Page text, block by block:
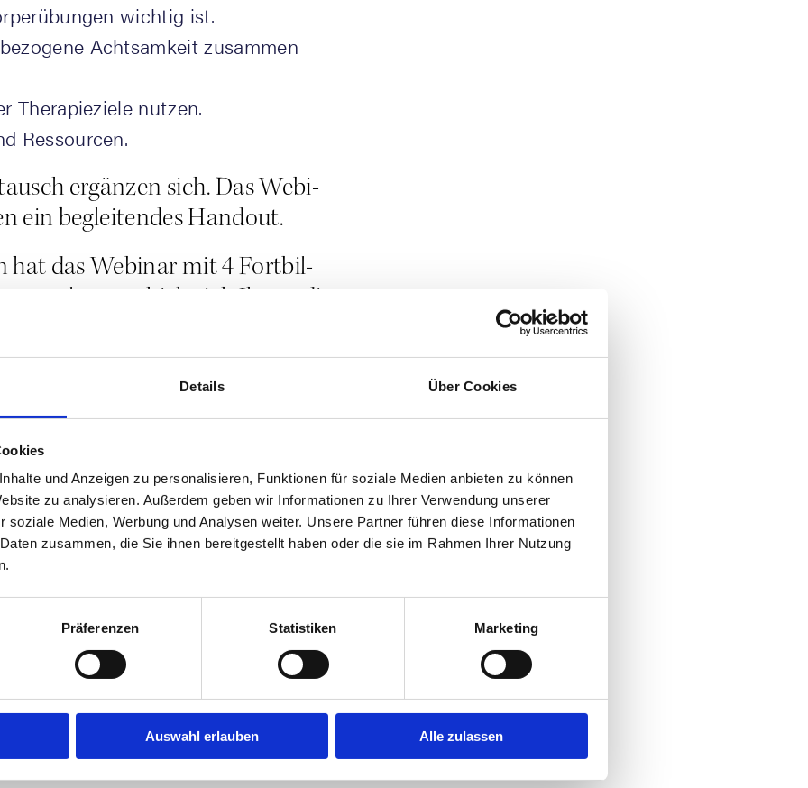
Details Über Cookies
und Anzeigen zu personalisieren, Funktionen für soziale Medien anbieten zu können
zu analysieren. Außerdem geben wir Informationen zu Ihrer Verwendung unserer
soziale Medien, Werbung und Analysen weiter. Unsere Partner führen diese Informationen
zusammen, die Sie ihnen bereitgestellt haben oder die sie im Rahmen Ihrer Nutzung
Präferenzen Statistiken Marketing
Auswahl erlauben Alle zulassen
wich­tig ist.
Acht­sam­keit zusam­men
The­ra­pie­zie­le nutzen.
Ressourcen.
ergän­zen sich. Das Web­i­
ein beglei­ten­des Handout.
hat das Web­i­nar mit 4 Fort­bil­
schi­cke ich Ihnen die
Psy­cho­the­ra­peu­tin,
und Leh­re­rin für
einer eige­nen Psy­cho­the­ra­
Zudem lehrt sie als Dozen­tin
psy­cho­lo­gi­sche Arbeit mit
“THE­RA­PIE-TOOLS: Kör­per­
ist am 16. Janu­ar 2025 im Beltz
Ama­zon.